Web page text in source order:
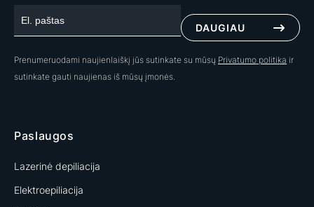
DAUGIAU
Prenumeruodami naujienlaiškį jūs sutinkate su mūsų Privatumo politika ir
sutinkate gauti naujienas iš mūsų įmonės.
Paslaugos
Lazerinė depiliacija
Elektroepiliacija